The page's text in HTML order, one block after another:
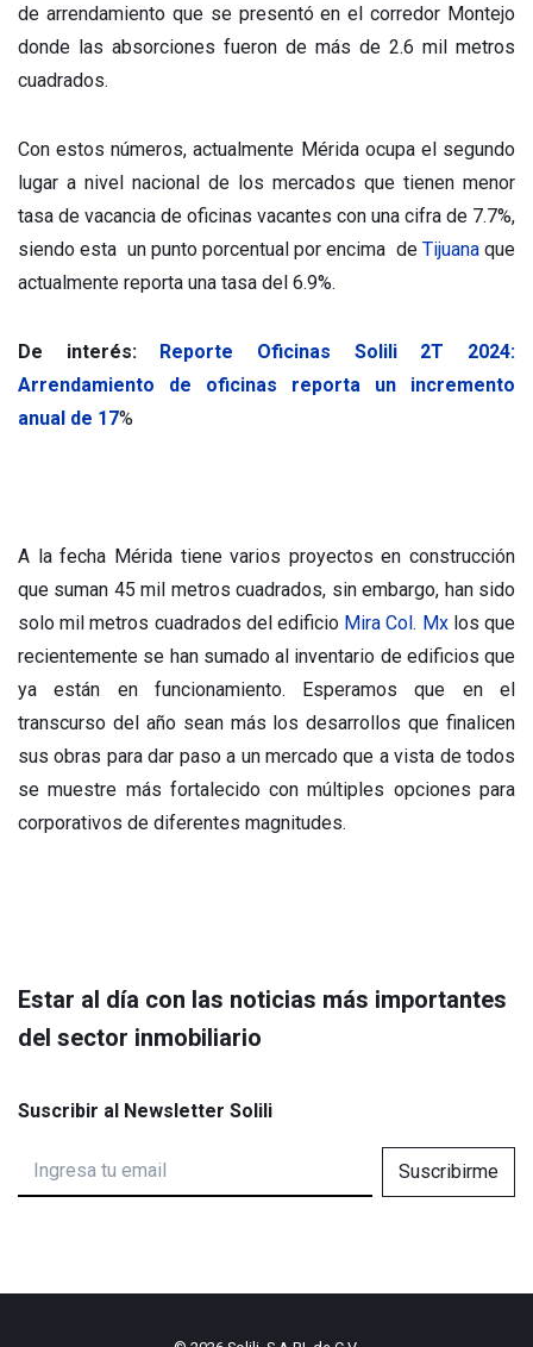
de arrendamiento que se presentó en el corredor Montejo
donde las absorciones fueron de más de 2.6 mil metros
cuadrados.
Con estos números, actualmente Mérida ocupa el segundo
lugar a nivel nacional de los mercados que tienen menor
tasa de vacancia de oficinas vacantes con una cifra de 7.7%,
siendo esta un punto porcentual por encima de Tijuanaque
actualmente reporta una tasa del 6.9%.
De interés: Reporte Oficinas Solili 2T 2024:
Arrendamiento de oficinas reporta un incremento
anual de 17%
A la fecha Mérida tiene varios proyectos en construcción
que suman 45 mil metros cuadrados, sin embargo, han sido
solo mil metros cuadrados del edificio Mira Col. Mxlos que
recientemente se han sumado al inventario de edificios que
ya están en funcionamiento. Esperamos que en el
transcurso del año sean más los desarrollos que finalicen
sus obras para dar paso a un mercado que a vista de todos
se muestre más fortalecido con múltiples opciones para
corporativos de diferentes magnitudes.
Estar al día con las noticias más importantes
del sector inmobiliario
Suscribir al Newsletter Solili
Suscribirme